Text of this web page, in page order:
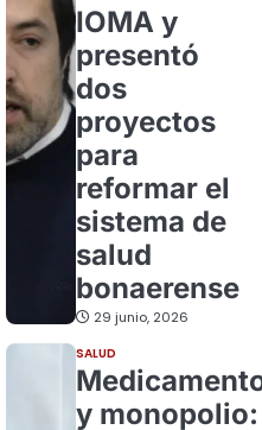
IOMA y
presentó
dos
proyectos
para
reformar el
sistema de
salud
bonaerense
29 junio, 2026
SALUD
y monopolio: